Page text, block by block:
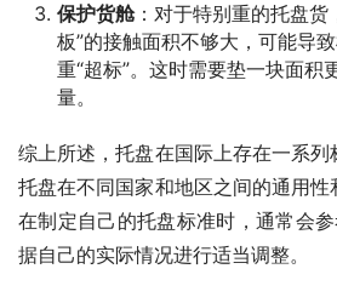
保护货舱：对于特别重的托盘货
板”的接触面积不够大，可能导
重“超标”。这时需要垫一块面积
量。
综上所述，托盘在国际上存在一系列
托盘在不同国家和地区之间的通用
在制定自己的托盘标准时，通常会
据自己的实际情况进行适当调整。